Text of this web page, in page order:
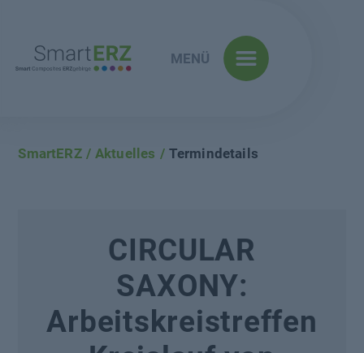
MENÜ
SmartERZ Aktuelles Termindetails
CIRCULAR
SAXONY:
Arbeitskreistreffen